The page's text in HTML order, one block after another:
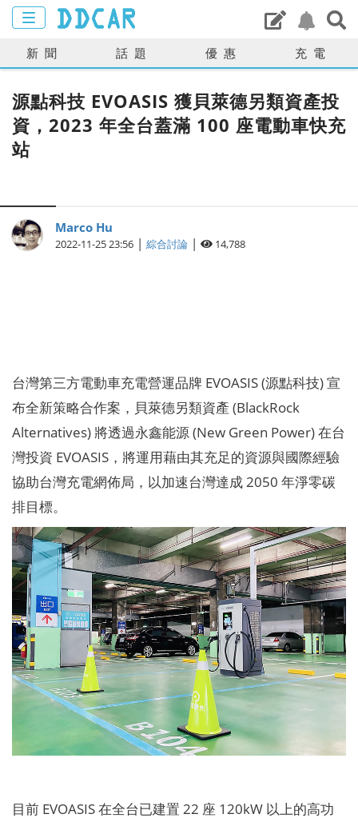
新聞 話題 優惠 充電
源點科技 EVOASIS 獲貝萊德另類資產投
資，2023 年全台蓋滿 100 座電動車快充
站
Marco Hu
2022-11-25 23:56 | 綜合討論 | 14,788
台灣第三方電動車充電營運品牌 EVOASIS (源點科技) 宣
布全新策略合作案，貝萊德另類資產 (BlackRock
Alternatives) 將透過永鑫能源 (New Green Power) 在台
灣投資 EVOASIS，將運用藉由其充足的資源與國際經驗
協助台灣充電網佈局，以加速台灣達成 2050 年淨零碳
排目標。
目前 EVOASIS 在全台已建置 22 座 120kW 以上的高功